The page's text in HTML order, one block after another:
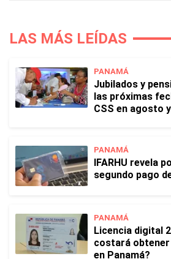
LAS MÁS LEÍDAS
PANAMÁ
Jubilados y
las próximas
CSS en agosto
PANAMÁ
IFARHU revela
segundo pago
PANAMÁ
Licencia digital
costará
en Panamá?